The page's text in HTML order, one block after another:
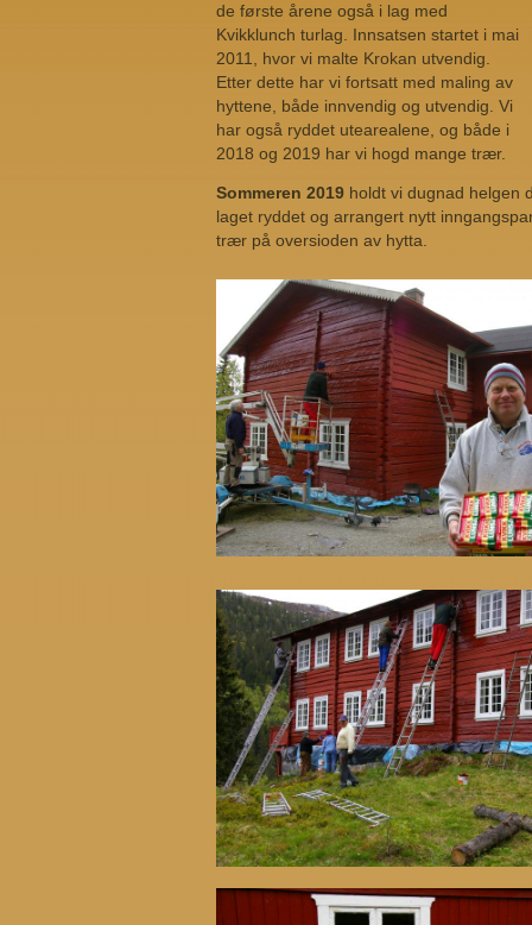
de første årene også i lag med
Kvikklunch turlag. Innsatsen startet i mai
2011, hvor vi malte Krokan utvendig.
Etter dette har vi fortsatt med maling av
hyttene, både innvendig og utvendig. Vi
har også ryddet utearealene, og både i
2018 og 2019 har vi hogd mange trær.
Sommeren 2019 holdt vi dugnad helgen
laget ryddet og arrangert nytt
trær på oversioden av hytta.